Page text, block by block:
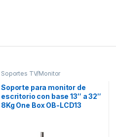
Soportes TV/Monitor
Soporte para monitor de
escritorio con base 13″ a 32″
8Kg One Box OB-LCD13